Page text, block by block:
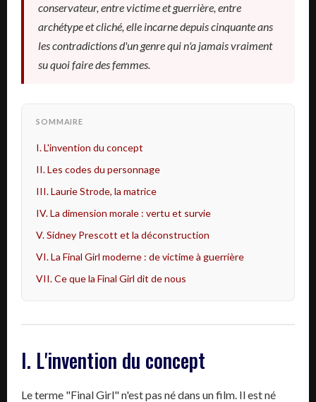
conservateur, entre victime et guerrière, entre
archétype et cliché, elle incarne depuis cinquante ans
les contradictions d'un genre qui n'a jamais vraiment
su quoi faire des femmes.
SOMMAIRE
I. L'invention du concept
II. Les codes du personnage
III. Laurie Strode, la matrice
IV. La dimension morale : vertu et survie
V. Sidney Prescott et la déconstruction
VI. La Final Girl moderne : de victime à guerrière
VII. Ce que la Final Girl dit de nous
I. L'invention du concept
Le terme "Final Girl" n'est pas né dans un film. Il est né